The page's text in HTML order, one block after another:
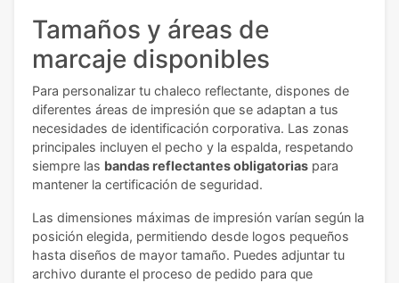
Tamaños y áreas de
marcaje disponibles
Para personalizar tu chaleco reflectante, dispones de
diferentes áreas de impresión que se adaptan a tus
necesidades de identificación corporativa. Las zonas
principales incluyen el pecho y la espalda, respetando
siempre las bandas reflectantes obligatorias para
mantener la certificación de seguridad.
Las dimensiones máximas de impresión varían según la
posición elegida, permitiendo desde logos pequeños
hasta diseños de mayor tamaño. Puedes adjuntar tu
archivo durante el proceso de pedido para que